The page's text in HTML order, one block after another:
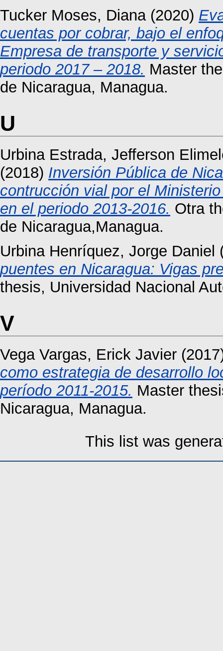
Tucker Moses, Diana(2020)
cuentas por cobrar, bajo el
Empresa de transporte y
periodo 2017 – 2018. Master
de Nicaragua, Managua.
U
Urbina Estrada, Jefferson
(2018) Inversión Pública de
contrucción vial por el
en el periodo 2013-2016. Otra
de Nicaragua,Managua.
Urbina Henríquez, Jorge Daniel
puentes en Nicaragua: Vigas
thesis, Universidad Nacional
V
Vega Vargas, Erick Javier
como estrategia de desarrollo
período 2011-2015. Master
Nicaragua, Managua.
This list was